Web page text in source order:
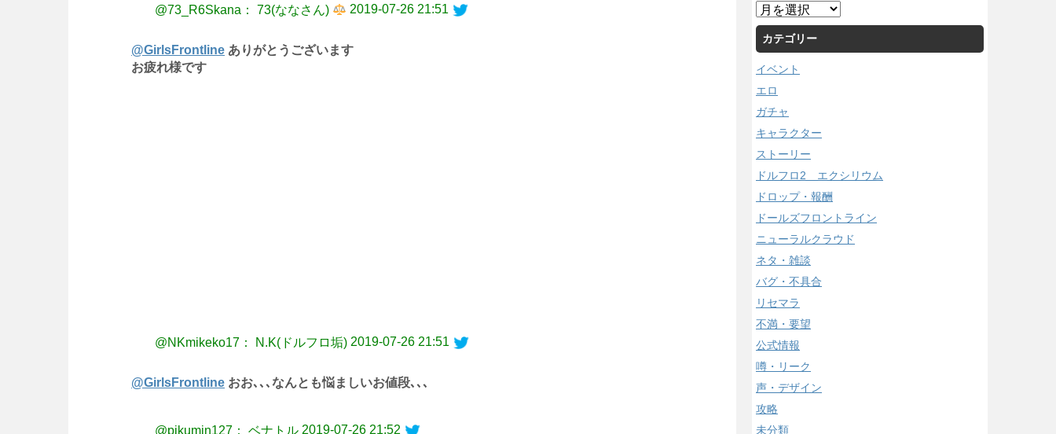
@73_R6Skana： 73(ななさん) 2019-07-26 21:51
@GirlsFrontline ありがとうございます
お疲れ様です
@NKmikeko17： N.K(ドルフロ垢) 2019-07-26 21:51
@GirlsFrontline おお､､､なんとも悩ましいお値段､､､
@pikumin127： ベナトル 2019-07-26 21:52
ア
ー
カ
イ
ブ
カテゴリー
イベント
エロ
ガチャ
キャラクター
ストーリー
ドルフロ2 エクシリウム
ドロップ・報酬
ドールズフロントライン
ニューラルクラウド
ネタ・雑談
バグ・不具合
リセマラ
不満・要望
公式情報
噂・リーク
声・デザイン
攻略
未分類